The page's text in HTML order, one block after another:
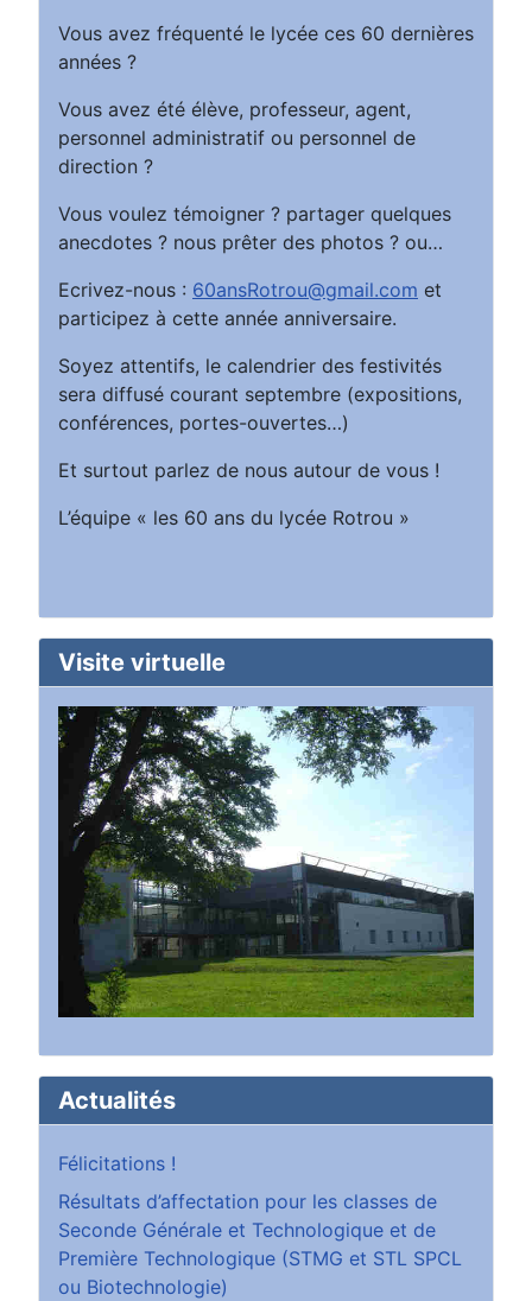
Vous avez fréquenté le lycée ces 60 dernières
années ?
Vous avez été élève, professeur, agent,
personnel administratif ou personnel de
direction ?
Vous voulez témoigner ? partager quelques
anecdotes ? nous prêter des photos ? ou…
Ecrivez-nous : 60ansRotrou@gmail.com et
participez à cette année anniversaire.
Soyez attentifs, le calendrier des festivités
sera diffusé courant septembre (expositions,
conférences, portes-ouvertes…)
Et surtout parlez de nous autour de vous !
L’équipe « les 60 ans du lycée Rotrou »
Visite virtuelle
Actualités
Félicitations !
Résultats d’affectation pour les classes de
Seconde Générale et Technologique et de
Première Technologique (STMG et STL SPCL
ou Biotechnologie)